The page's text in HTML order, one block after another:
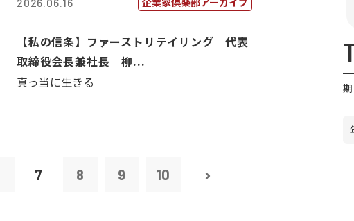
【私の信条】ファーストリテイリング 代表
取締役会長兼社長 柳...
真っ当に生きる
7 8 9 10